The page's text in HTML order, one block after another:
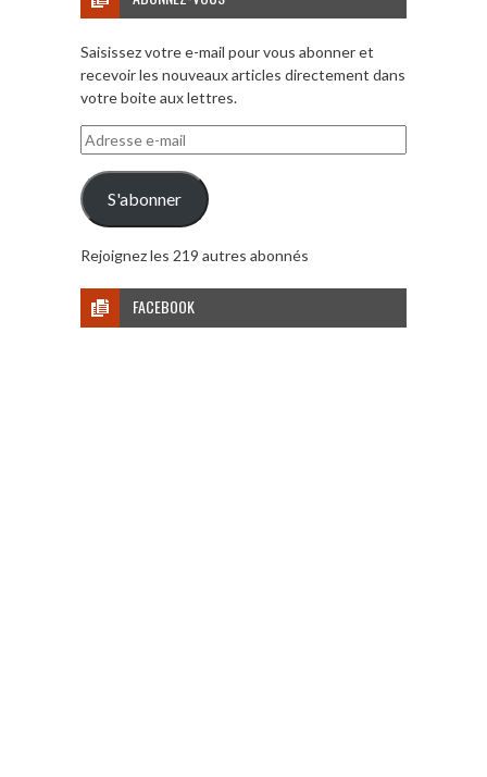
Saisissez votre e-mail pour vous abonner et
recevoir les nouveaux articles directement dans
votre boite aux lettres.
Adresse
e-
mail
S'abonner
Rejoignez les 219 autres abonnés
FACEBOOK